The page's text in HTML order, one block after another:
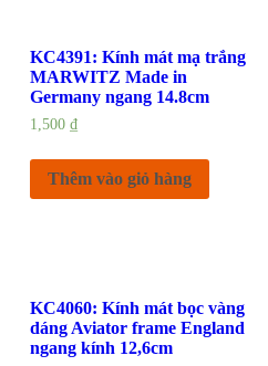
KC4391: Kính mát mạ trắng
MARWITZ Made in
Germany ngang 14.8cm
1,500 ₫
Thêm vào giỏ hàng
KC4060: Kính mát bọc vàng
dáng Aviator frame England
ngang kính 12,6cm